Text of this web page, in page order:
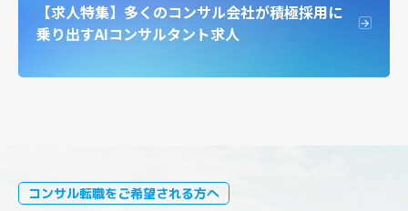
【求人特集】多くのコンサル会社が積極採用に
乗り出すAIコンサルタント求人
コンサル転職をご希望される方へ